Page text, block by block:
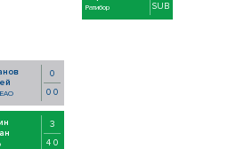
0
0 0
3
4 0
Ратибор SUB